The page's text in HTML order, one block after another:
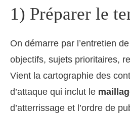
1) Préparer le
On démarre par l’entretien
objectifs, sujets prioritaires,
Vient la cartographie des
d’attaque qui inclut le
d’atterrissage et l’ordre de